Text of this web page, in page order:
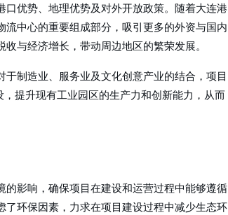
优势、地理优势及对外开放政策。随着大连港
中心的重要组成部分，吸引更多的外资与国内
与经济增长，带动周边地区的繁荣发展。
制造业、服务业及文化创意产业的结合，项目
提升现有工业园区的生产力和创新能力，从而
影响，确保项目在建设和运营过程中能够遵循
环保因素，力求在项目建设过程中减少生态环